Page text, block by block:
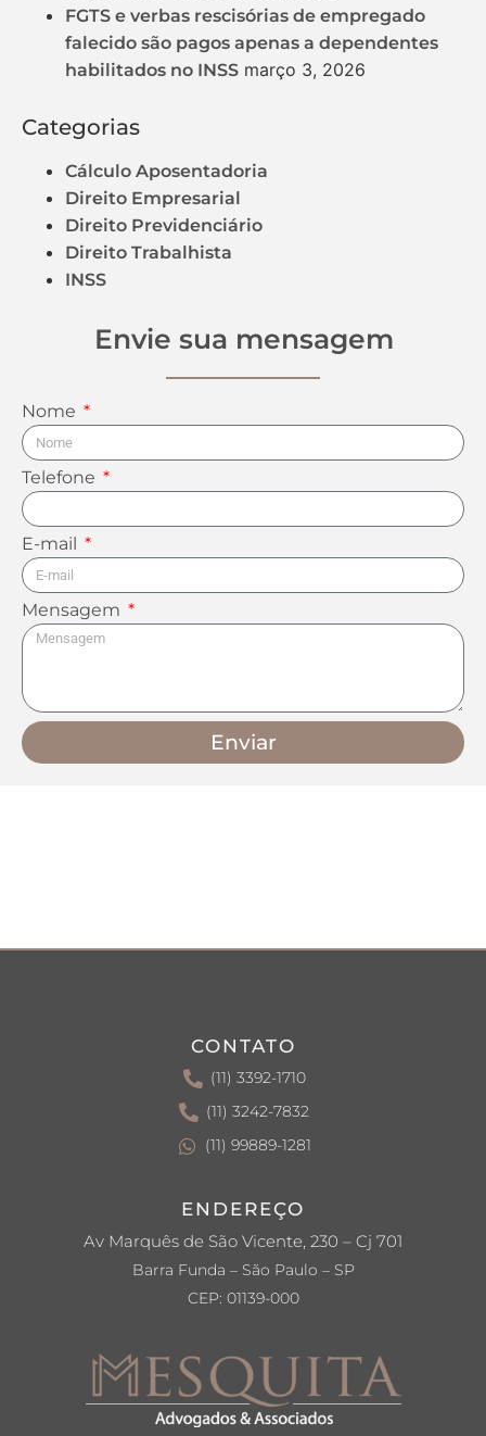
FGTS e verbas rescisórias de empregado
falecido são pagos apenas a dependentes
habilitados no INSS março 3, 2026
Categorias
Cálculo Aposentadoria
Direito Empresarial
Direito Previdenciário
Direito Trabalhista
INSS
Envie sua mensagem
Nome
Telefone
E-mail
Mensagem
Enviar
CONTATO
(11) 3392-1710
(11) 3242-7832
(11) 99889-1281
ENDEREÇO
Av Marquês de São Vicente, 230 – Cj 701
Barra Funda – São Paulo – SP
CEP: 01139-000